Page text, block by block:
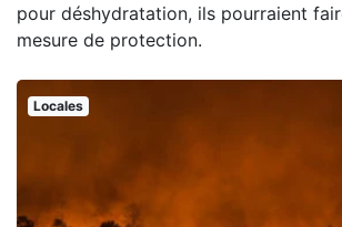
pour déshydratation, ils pourraient
mesure de protection.
Locales